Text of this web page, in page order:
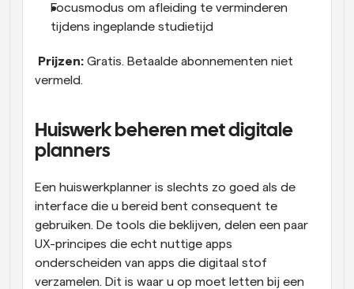
Focusmodus om afleiding te verminderen
tijdens ingeplande studietijd
Prijzen: Gratis. Betaalde abonnementen niet
vermeld.
Huiswerk beheren met digitale
planners
Een huiswerkplanner is slechts zo goed als de
interface die u bereid bent consequent te
gebruiken. De tools die beklijven, delen een paar
UX-principes die echt nuttige apps
onderscheiden van apps die digitaal stof
verzamelen. Dit is waar u op moet letten bij een